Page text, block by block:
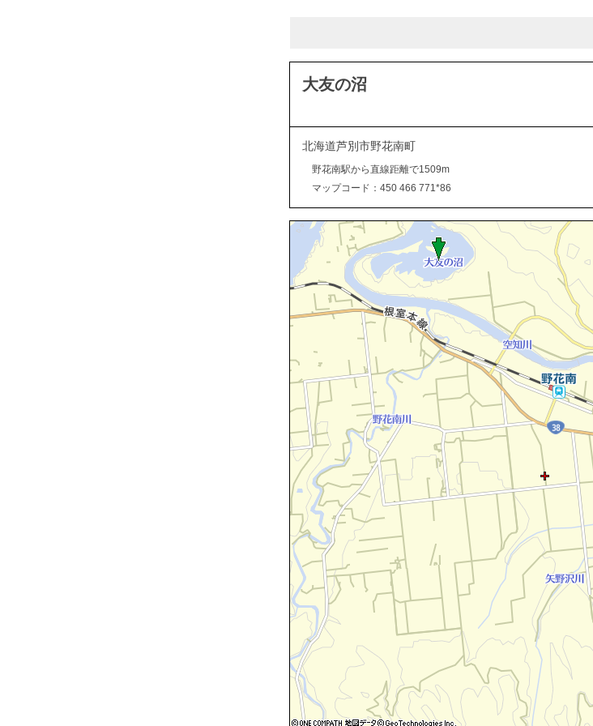
大友の沼
北海道芦別市野花南町
野花南駅から直線距離で1509m
マップコード：450 466 771*86